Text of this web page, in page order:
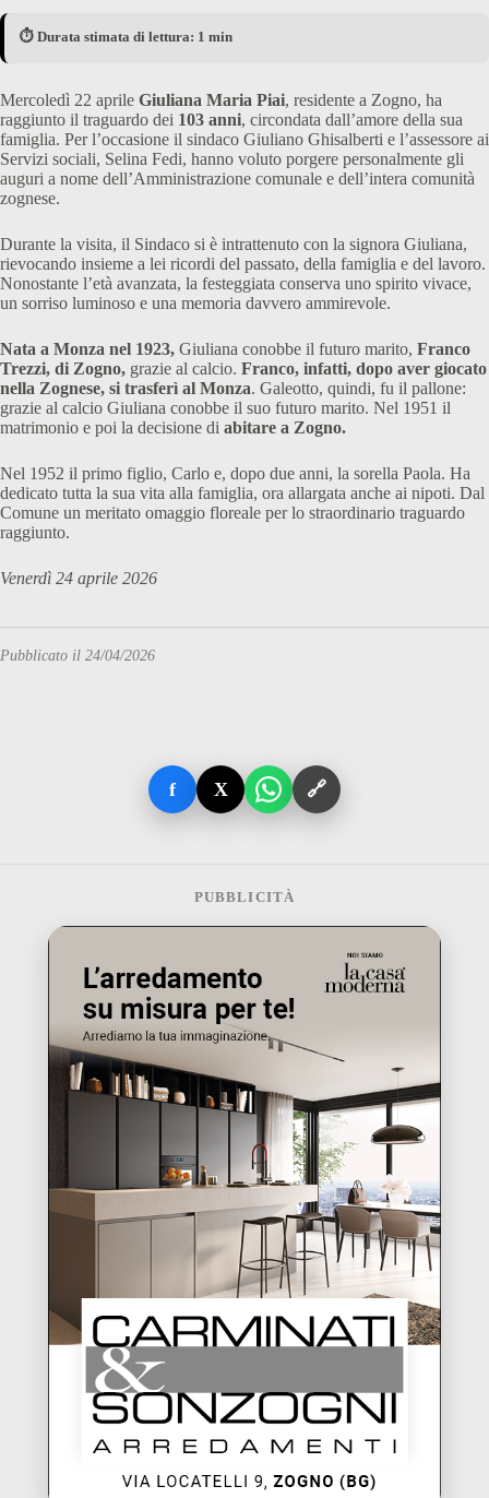
⏱️ Durata stimata di lettura: 1 min
Mercoledì 22 aprile Giuliana Maria Piai, residente a Zogno, ha
raggiunto il traguardo dei 103 anni, circondata dall’amore della sua
famiglia. Per l’occasione il sindaco Giuliano Ghisalberti e l’assessore ai
Servizi sociali, Selina Fedi, hanno voluto porgere personalmente gli
auguri a nome dell’Amministrazione comunale e dell’intera comunità
zognese.
Durante la visita, il Sindaco si è intrattenuto con la signora Giuliana,
rievocando insieme a lei ricordi del passato, della famiglia e del lavoro.
Nonostante l’età avanzata, la festeggiata conserva uno spirito vivace,
un sorriso luminoso e una memoria davvero ammirevole.
Nata a Monza nel 1923, Giuliana conobbe il futuro marito, Franco
Trezzi, di Zogno, grazie al calcio. Franco, infatti, dopo aver giocato
nella Zognese, si trasferì al Monza. Galeotto, quindi, fu il pallone:
grazie al calcio Giuliana conobbe il suo futuro marito. Nel 1951 il
matrimonio e poi la decisione di abitare a Zogno.
Nel 1952 il primo figlio, Carlo e, dopo due anni, la sorella Paola. Ha
dedicato tutta la sua vita alla famiglia, ora allargata anche ai nipoti. Dal
Comune un meritato omaggio floreale per lo straordinario traguardo
raggiunto.
Venerdì 24 aprile 2026
Pubblicato il 24/04/2026
f X 🔗
PUBBLICITÀ